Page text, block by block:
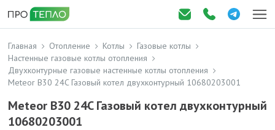
Главная Отопление Котлы
Газовые котлы
Настенные газовые котлы отопления
Двухконтурные газовые настенные котлы отопления
Meteor B30 24C Газовый котел двухконтурный 10680203001
Meteor B30 24C Газовый котел двухконтурный
10680203001